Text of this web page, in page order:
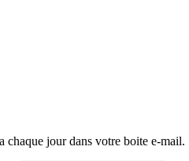
chaque jour dans votre boite e-mail.